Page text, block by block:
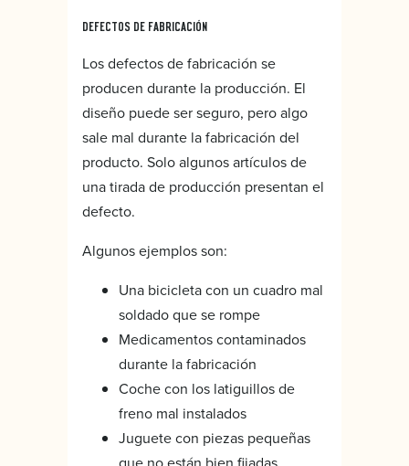
DEFECTOS DE FABRICACIÓN
Los defectos de fabricación se
producen durante la producción. El
diseño puede ser seguro, pero algo
sale mal durante la fabricación del
producto. Solo algunos artículos de
una tirada de producción presentan el
defecto.
Algunos ejemplos son:
Una bicicleta con un cuadro mal
soldado que se rompe
Medicamentos contaminados
durante la fabricación
Coche con los latiguillos de
freno mal instalados
Juguete con piezas pequeñas